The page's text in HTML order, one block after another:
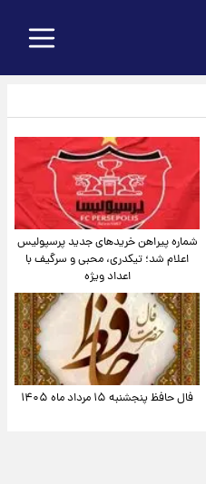
شماره پیراهن خریدهای جدید پرسپولیس
اعلام شد؛ تیکدری، محبی و سرگیف با
اعداد ویژه
فال حافظ پنجشنبه ۱۵ مرداد ماه ۱۴۰۵